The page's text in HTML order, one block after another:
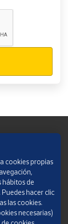
cookies propias
hábitos de
hacer clic
las cookies.
necesarias)